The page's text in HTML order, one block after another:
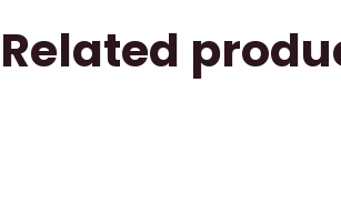
Related